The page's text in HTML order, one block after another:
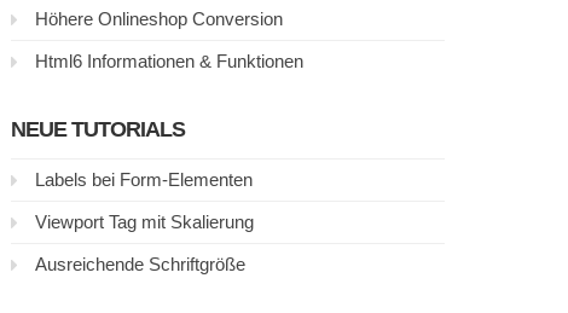
Höhere Onlineshop Conversion
Html6 Informationen & Funktionen
NEUE TUTORIALS
Labels bei Form-Elementen
Viewport Tag mit Skalierung
Ausreichende Schriftgröße